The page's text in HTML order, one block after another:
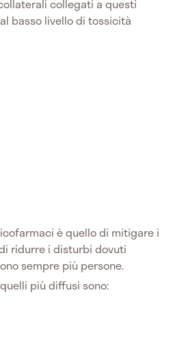
collegati a questi
basso livello di tossicità
è quello di mitigare i
ridurre i disturbi dovuti
sempre più persone.
quelli più diffusi sono: